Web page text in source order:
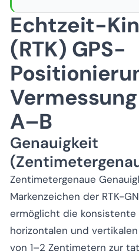
Echtzeit-
(RTK) GPS-
Vermessung
A–B
Genauigkeit
Zentimetergenaue
Markenzeichen der RTK-
ermöglicht die konsistente
horizontalen und
von 1–2 Zentimetern zur